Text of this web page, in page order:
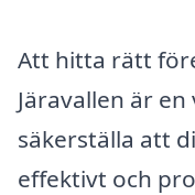
Att hitta rätt
Järavallen är
säkerställa att
effektivt och